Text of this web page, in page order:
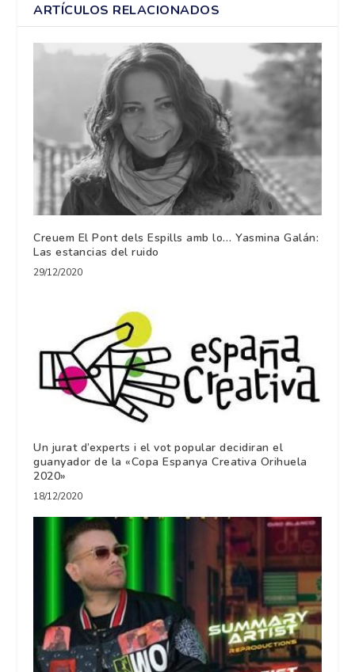
ARTÍCULOS RELACIONADOS
Creuem El Pont dels Espills amb lo… Yasmina Galán:
Las estancias del ruido
29/12/2020
Un jurat d’experts i el vot popular decidiran el
guanyador de la «Copa Espanya Creativa Orihuela
2020»
18/12/2020